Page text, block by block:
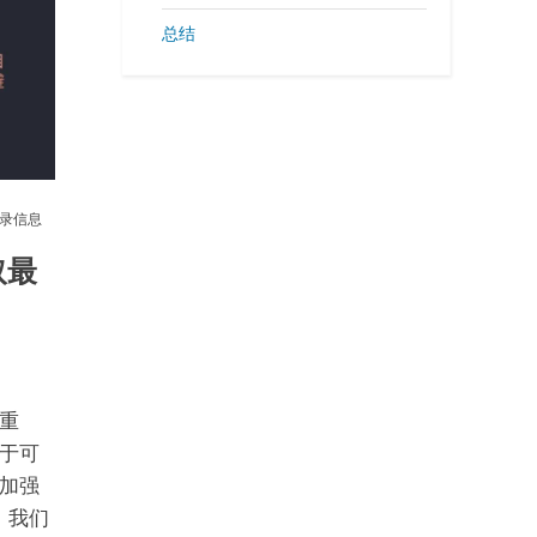
信息
最
可
强
我们
总结